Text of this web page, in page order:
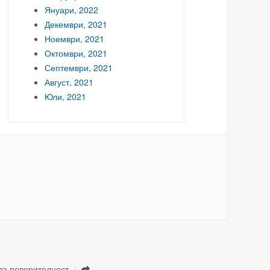
Януари, 2022
Декември, 2021
Ноември, 2021
Октомври, 2021
Септември, 2021
Август, 2021
Юли, 2021